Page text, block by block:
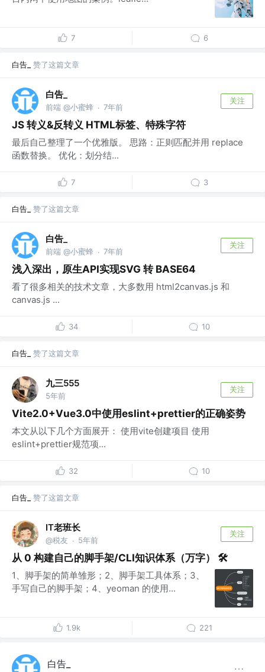
7 6
白告_ 赞了这篇文章
白告_
前端 @小蜜蜂 · 7年前
关注
JS 转义&反转义 HTML标签、特殊字符
最后自己整理了一个优雅版。 思路：正则匹配并用 replace
函数替换。 优化：划分结...
7 3
白告_ 赞了这篇文章
白告_
前端 @小蜜蜂 · 7年前
关注
浅入深出，原生API实现SVG 转 BASE64
看了很多相关的技术文章，大多数用 html2canvas.js 和
canvas.js ...
34 10
白告_ 赞了这篇文章
九三555
5年前
关注
Vite2.0+Vue3.0中使用eslint+prettier的正确姿势
本文从以下几个方面展开： 使用vite创建项目 使用
eslint+prettier规范项...
32 10
白告_ 赞了这篇文章
IT老班长
@税友 · 5年前
关注
从 0 构建自己的脚手架/CLI知识体系（万字） 🛠
1、脚手架的简单雏形；2、脚手架工具体系；3、
手写自己的脚手架；4、yeoman 的使用...
1.9k 221
白告_